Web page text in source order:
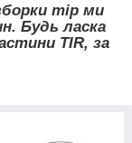
тір ми
Будь ласка
TIR, за